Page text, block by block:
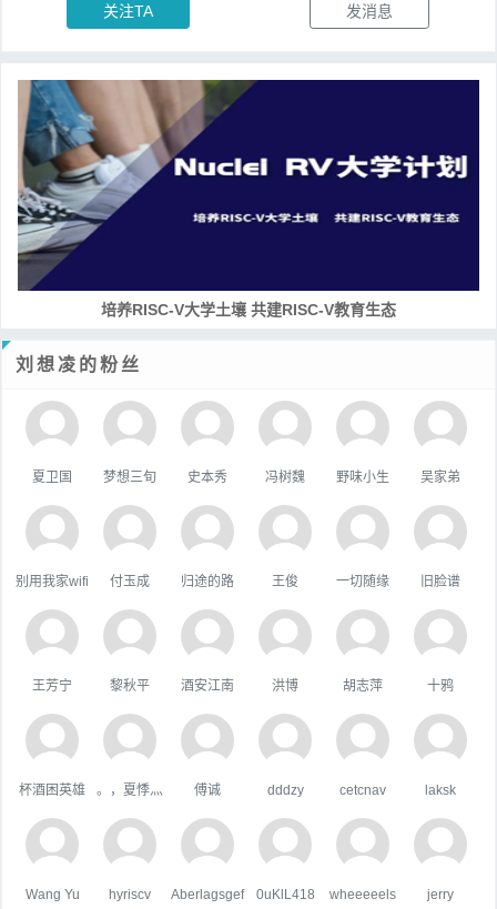
关注TA 发消息
培养RISC-V大学土壤 共建RISC-V教育生态
刘想凌的粉丝
夏卫国 梦想三旬 史本秀 冯树魏 野味小生 吴家弟
别用我家wifi 付玉成 归途的路 王俊 一切随缘 旧脸谱
王芳宁 黎秋平 酒安江南 洪博 胡志萍 十鸦
杯酒困英雄 。，夏悸灬 傅诚 dddzy cetcnav laksk
Wang Yu hyriscv Aberlagsgef 0uKlL418 wheeeeels jerry